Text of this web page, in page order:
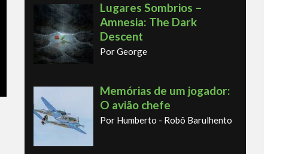
Lugares Sombrios –
Amnesia: The Dark
Descent
Por George
Memórias de um jogador:
O avião chefe
Por Humberto - Robô Barulhento